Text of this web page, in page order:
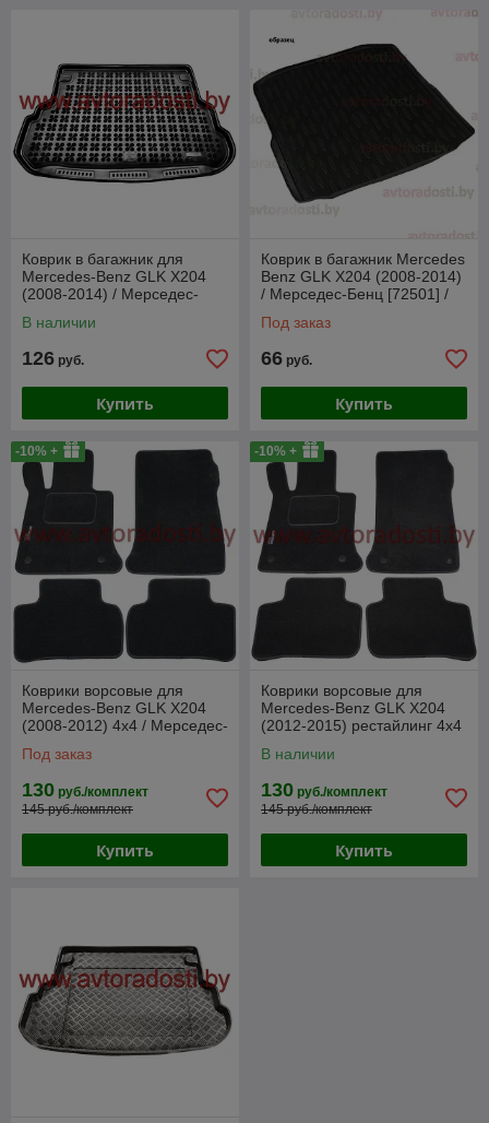
Коврик в багажник для
Mercedes-Benz GLK X204
(2008-2014) / Мерседес-
В наличии
126 руб.
Купить
Коврик в багажник Mercedes
Benz GLK X204 (2008-2014)
/ Мерседес-Бенц [72501] /
Под заказ
66 руб.
Купить
-10% +
Коврики ворсовые для
Mercedes-Benz GLK X204
(2008-2012) 4x4 / Мерседес-
Под заказ
130 руб./комплект
145 руб./комплект
Купить
-10% +
Коврики ворсовые для
Mercedes-Benz GLK X204
(2012-2015) рестайлинг 4x4
В наличии
130 руб./комплект
145 руб./комплект
Купить